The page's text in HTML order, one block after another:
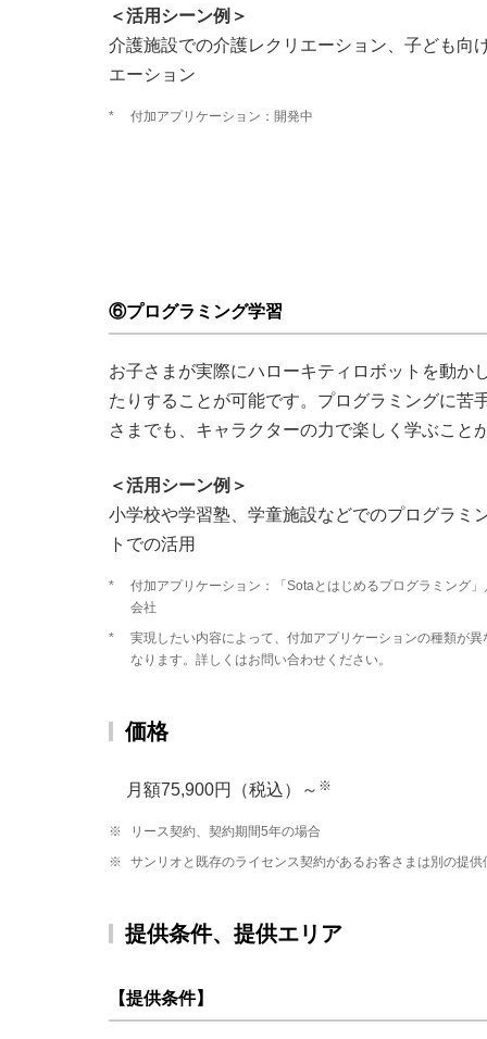
＜活用シーン例＞
介護施設での介護レクリエーション、子ども向
エーション
* 付加アプリケーション：開発中
⑥プログラミング学習
お子さまが実際にハローキティロボットを動か
たりすることが可能です。プログラミングに苦
さまでも、キャラクターの力で楽しく学ぶこと
＜活用シーン例＞
小学校や学習塾、学童施設などでのプログラミ
トでの活用
*
付加アプリケーション：「Sotaとはじめるプログラミング
会社
*
実現したい内容によって、付加アプリケーションの種類が
なります。詳しくはお問い合わせください。
価格
月額75,900円（税込）～ ※
※
リース契約、契約期間5年の場合
※
サンリオと既存のライセンス契約があるお客さまは別の提
提供条件、提供エリア
【提供条件】